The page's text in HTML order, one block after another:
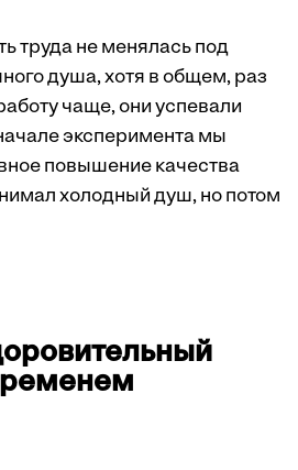
труда не менялась под
душа, хотя в общем, раз
чаще, они успевали
эксперимента мы
повышение качества
холодный душ, но потом